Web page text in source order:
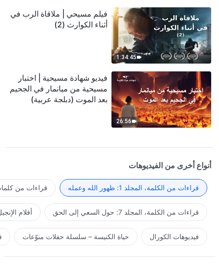
1:34:45
فيلم مسيحي | ملاقاة الرب في
أثناء الكوارث (2)
26:56
فيديو شهادة مسيحية | اختبار
مسيحية من ميانمار في الجحيم
بعد الموت (دبلجة عربية)
أنواع أخرى من الفيديوهات
قراءات من الكلمة، المجلد 1: ظهور الله وعمله قراءات من
قراءات من الكلمة، المجلد 7: حول السعي إلى الحق أفلام
فيديوهات الكورال حياة الكنيسة – سلسلة حفلات منوّعات